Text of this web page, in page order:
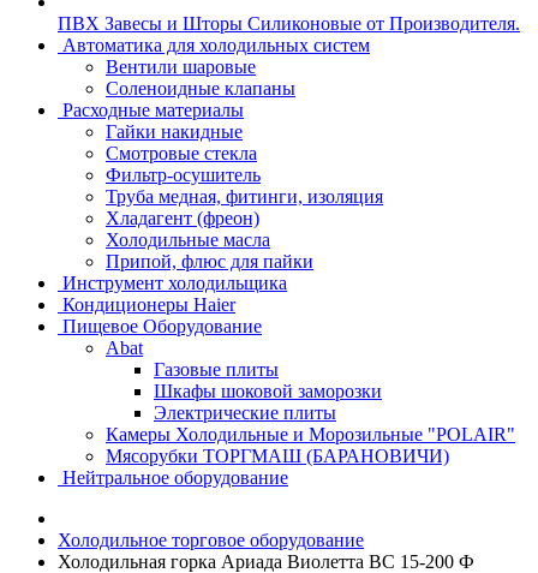
ПВХ Завесы и Шторы Силиконовые от Производителя.
Автоматика для холодильных систем
Вентили шаровые
Соленоидные клапаны
Расходные материалы
Гайки накидные
Смотровые стекла
Фильтр-осушитель
Труба медная, фитинги, изоляция
Хладагент (фреон)
Холодильные масла
Припой, флюс для пайки
Инструмент холодильщика
Кондиционеры Haier
Пищевое Оборудование
Abat
Газовые плиты
Шкафы шоковой заморозки
Электрические плиты
Камеры Холодильные и Морозильные "POLAIR"
Мясорубки ТОРГМАШ (БАРАНОВИЧИ)
Нейтральное оборудование
Холодильное торговое оборудование
Холодильная горка Ариада Виолетта ВС 15-200 Ф